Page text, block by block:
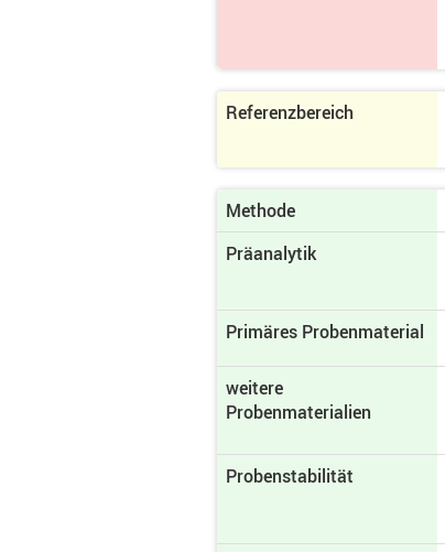
Referenzbereich
Methode
Präanalytik
Primäres Proben­material
weitere
Probenmaterialien
Probenstabilität